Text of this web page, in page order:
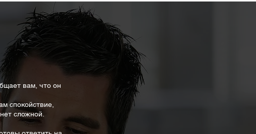
вам, что он
спокойствие,
сложной.